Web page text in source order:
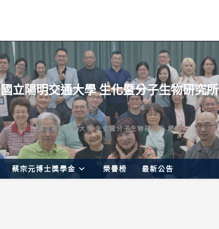
國立陽明交通大學 生化暨分子生物研究所
國立陽明交通大學 生化暨分子生物研究所 網站
蔡宗元博士獎學金 榮譽榜 最新公告